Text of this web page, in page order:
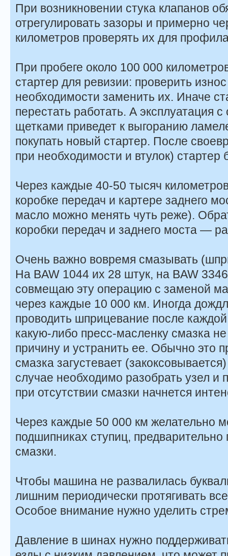
При возникновении стука клапанов
отрегулировать зазоры и примерно
километров проверять их для
При пробеге около 100 000
стартер для ревизии: проверить
необходимости заменить их. Иначе
перестать работать. А эксплуатация
щетками приведет к выгоранию
покупать новый стартер. После
при необходимости и втулок) стартер
Через каждые 40-50 тысяч
коробке передач и картере заднего
масло можно менять чуть реже).
коробки передач и заднего моста —
Очень важно вовремя смазывать
На BAW 1044 их 28 штук, на BAW
совмещаю эту операцию с заменой
через каждые 10 000 км. Иногда
проводить шприцевание после
какую-либо пресс-масленку смазка
причину и устранить ее. Обычно это
смазка загустевает
случае необходимо разобрать узел и
при отсутствии смазки начнется
Через каждые 50 000 км желательно
подшипниках ступиц,
смазки.
Чтобы машина не развалилась
лишним периодически протягивать
Особое внимание нужно уделить
Давление в шинах нужно